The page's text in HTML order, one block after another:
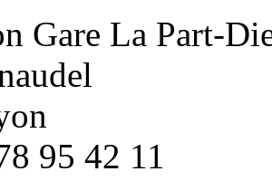
Gare La Part-
95 42 11